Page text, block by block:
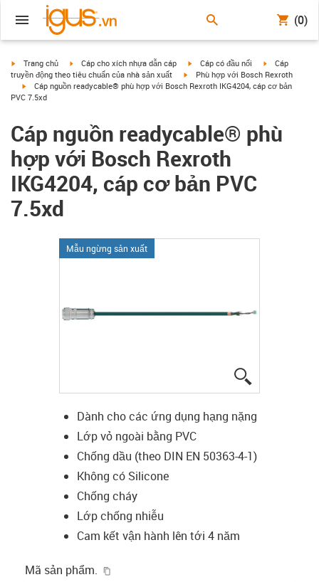
(0)
igus-icon-arrow-right
Trang chủ igus-icon-arrow-right
Cáp cho xích nhựa dẫn cáp igus-icon-arrow-right
Cáp có đầu nối igus-icon-
Cáp
truyền động theo tiêu chuẩn của nhà sản xuất
igus-icon-arrow-right
Phù hợp với Bosch Rexroth
igus-icon-arrow-right
Cáp nguồn readycable® phù hợp với Bosch Rexroth IKG4204, cáp cơ bản
PVC 7.5xd
Cáp nguồn readycable® phù
hợp với Bosch Rexroth
IKG4204, cáp cơ bản PVC
7.5xd
Mẫu ngừng sản xuất
Dành cho các ứng dụng hạng nặng
Lớp vỏ ngoài bằng PVC
Chống dầu (theo DIN EN 50363-4-1)
Không có Silicone
Chống cháy
Lớp chống nhiễu
Cam kết vận hành lên tới 4 năm
Mã sản phẩm.